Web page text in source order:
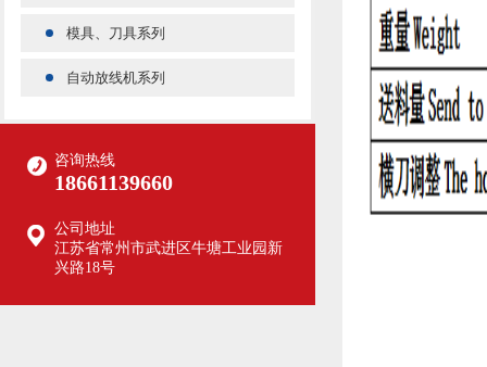
模具、刀具系列
自动放线机系列
咨询热线
18661139660
公司地址
江苏省常州市武进区牛塘工业园新
兴路18号